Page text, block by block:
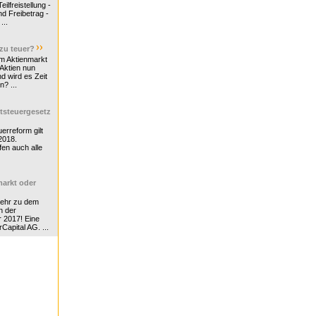
-
Freibetrag -
teuer?
Aktienmarkt
nun
wird es Zeit
...
gilt
auch alle
oder
zu dem
der
2017! Eine
AG. ...